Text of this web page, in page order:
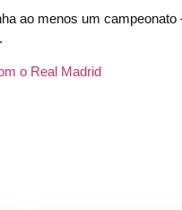
ao menos um
o Real Madrid